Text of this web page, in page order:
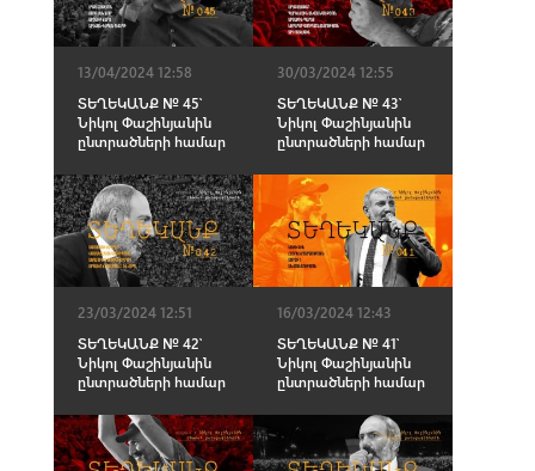
13/04/2024 12:58
ՏԵՂԵԿԱՆՔ № 45՝
Նիկոլ Փաշինյանին
ընտրածների համար
30/03/2024 12:55
ՏԵՂԵԿԱՆՔ № 43՝
Նիկոլ Փաշինյանին
ընտրածների համար
23/03/2024 12:51
ՏԵՂԵԿԱՆՔ № 42՝
Նիկոլ Փաշինյանին
ընտրածների համար
16/03/2024 12:43
ՏԵՂԵԿԱՆՔ № 41՝
Նիկոլ Փաշինյանին
ընտրածների համար